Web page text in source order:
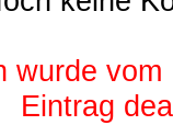
wurde
Eintrag